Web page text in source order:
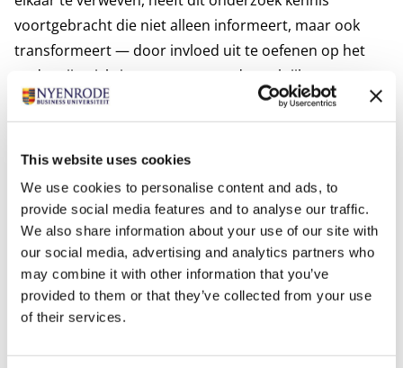
This website uses cookies
We use cookies to personalise content and ads, to
provide social media features and to analyse our traffic.
We also share information about your use of our site with
our social media, advertising and analytics partners who
may combine it with other information that you’ve
provided to them or that they’ve collected from your use
of their services.
voortgebracht die niet alleen informeert, maar ook
transformeert — door invloed uit te oefenen op het
onderwijs, richting te geven aan de praktijk en
studenten en managers voor te bereiden op een
onzekere, maar hopelijk kansrijke toekomst.
De resultaten van dit onderzoek zijn gepresenteerd op
tijdschriften en onder de aandacht gebracht via
evenementen, workshops en online artikelen, naast
andere kanalen. Het onderzoek heeft impact gehad op
zowel studenten als managers, prijzen gewonnen op
conferenties en is geciteerd door academici — een
bevestiging van de invloed die het heeft op onderwijs
en academisch denken.